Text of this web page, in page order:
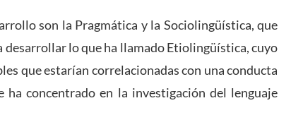
son la Pragmática y la Sociolingüística, que
desarrollar lo que ha llamado Etiolingüística, cuyo
que estarían correlacionadas con una conducta
concentrado en la investigación del lenguaje